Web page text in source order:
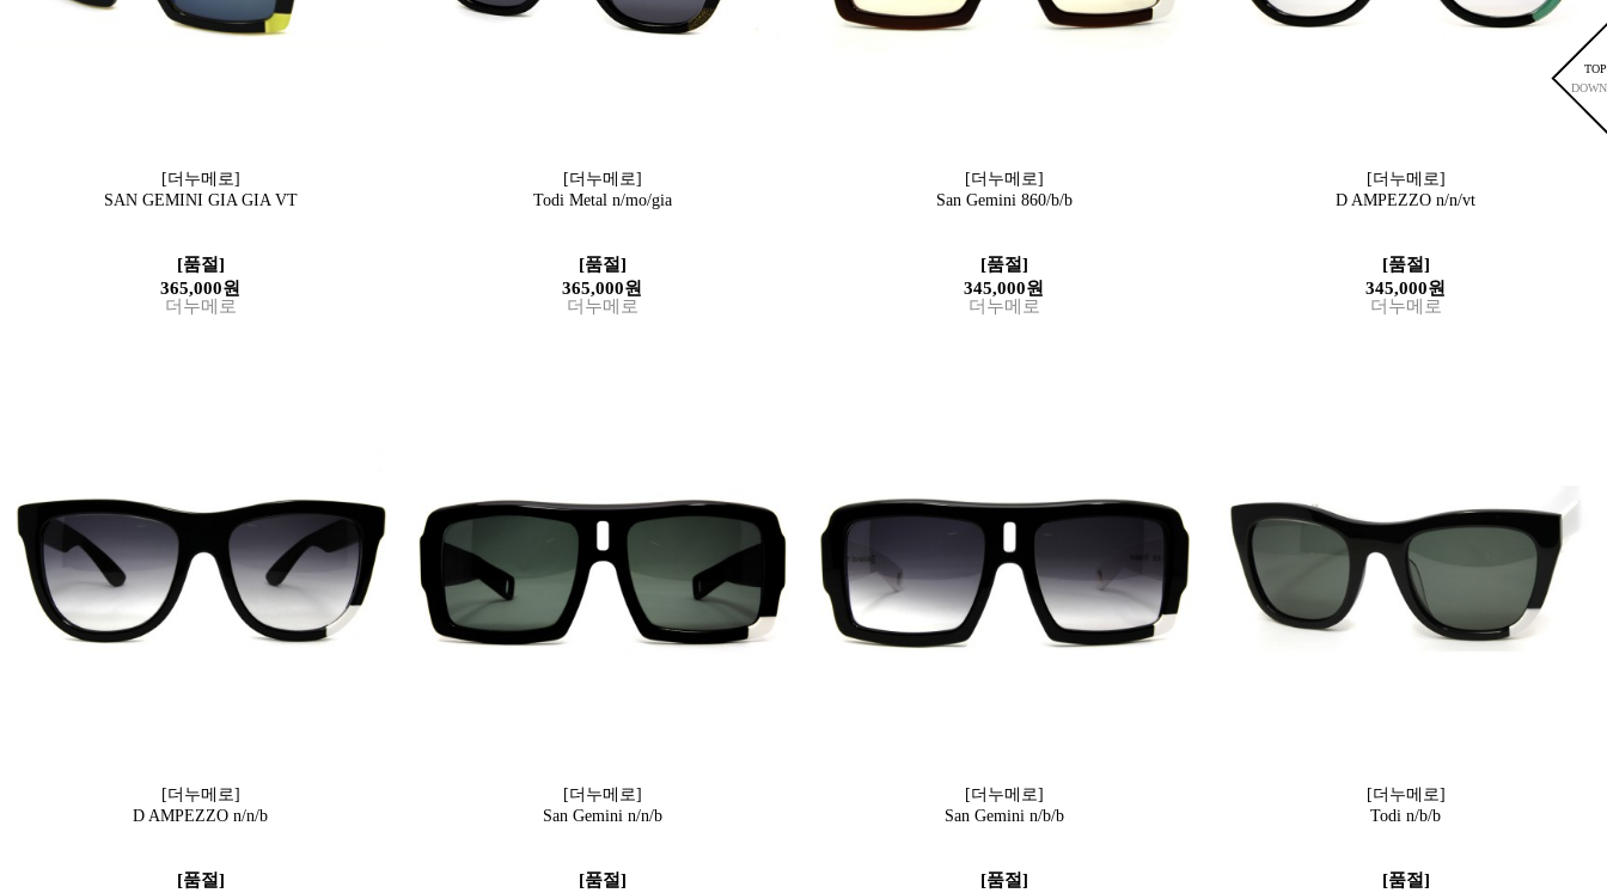
TOP
DOWN
[더누메로]
SAN GEMINI GIA GIA VT
[품절]
365,000원
더누메로
[더누메로]
Todi Metal n/mo/gia
[품절]
365,000원
더누메로
[더누메로]
San Gemini 860/b/b
[품절]
345,000원
더누메로
[더누메로]
D AMPEZZO n/n/vt
[품절]
345,000원
더누메로
[더누메로]
D AMPEZZO n/n/b
[품절]
[더누메로]
San Gemini n/n/b
[품절]
[더누메로]
San Gemini n/b/b
[품절]
[더누메로]
Todi n/b/b
[품절]